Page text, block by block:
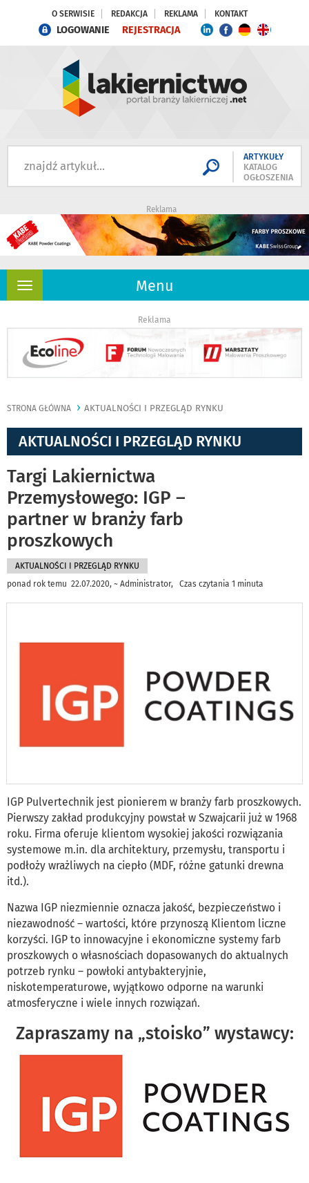
O SERWISIE REDAKCJA REKLAMA KONTAKT
LOGOWANIE REJESTRACJA
ARTYKUŁY
KATALOG
OGŁOSZENIA
Reklama
Menu
Rozwiń
Reklama
STRONA GŁÓWNA AKTUALNOŚCI I PRZEGLĄD RYNKU
AKTUALNOŚCI I PRZEGLĄD RYNKU
Targi Lakiernictwa
Przemysłowego: IGP –
partner w branży farb
proszkowych
AKTUALNOŚCI I PRZEGLĄD RYNKU
ponad rok temu 22.07.2020, ~ Administrator, Czas czytania 1 minuta
IGP Pulvertechnik jest pionierem w branży farb proszkowych.
Pierwszy zakład produkcyjny powstał w Szwajcarii już w 1968
roku. Firma oferuje klientom wysokiej jakości rozwiązania
systemowe m.in. dla architektury, przemysłu, transportu i
podłoży wrażliwych na ciepło (MDF, różne gatunki drewna
itd.).
Nazwa IGP niezmiennie oznacza jakość, bezpieczeństwo i
niezawodność – wartości, które przynoszą Klientom liczne
korzyści. IGP to innowacyjne i ekonomiczne systemy farb
proszkowych o własnościach dopasowanych do aktualnych
potrzeb rynku – powłoki antybakteryjnie,
niskotemperaturowe, wyjątkowo odporne na warunki
atmosferyczne i wiele innych rozwiązań.
Zapraszamy na „stoisko” wystawcy: